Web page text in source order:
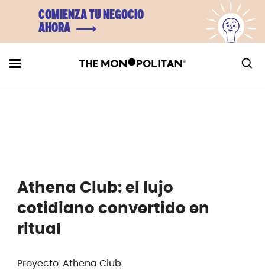
COMIENZA TU NEGOCIO
AHORA
Athena Club: el lujo
cotidiano convertido en
ritual
Proyecto: Athena Club